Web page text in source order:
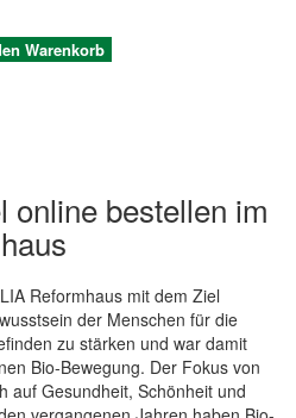
Warenkorb
online bestellen im
Reformhaus mit dem Ziel
der Menschen für die
zu stärken und war damit
Bio-Bewegung. Der Fokus von
auf Gesundheit, Schönheit und